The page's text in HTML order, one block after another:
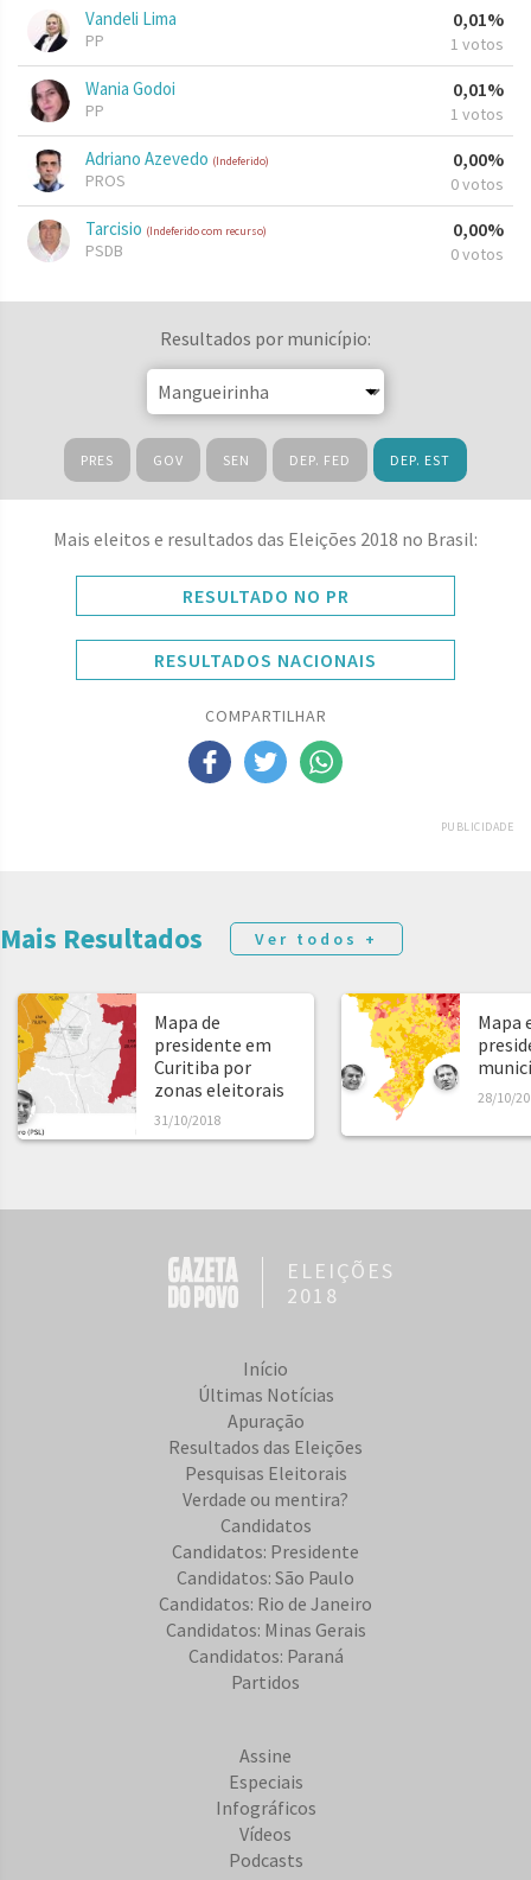
Vandeli Lima
PP
0,01%
1 votos
Wania Godoi
PP
0,01%
1 votos
Adriano Azevedo (Indeferido)
PROS
0,00%
0 votos
Tarcisio (Indeferido com recurso)
PSDB
0,00%
0 votos
Resultados por município:
PRES GOV SEN DEP. FED DEP. EST
Mais eleitos e resultados das Eleições 2018 no Brasil:
RESULTADO NO PR
RESULTADOS NACIONAIS
COMPARTILHAR
PUBLICIDADE
Mais Resultados Ver todos +
Mapa de
presidente em
Curitiba por
zonas eleitorais
31/10/2018
Mapa
28/10/
ELEIÇÕES
2018
Início
Últimas Notícias
Apuração
Resultados das Eleições
Pesquisas Eleitorais
Verdade ou mentira?
Candidatos
Candidatos: Presidente
Candidatos: São Paulo
Candidatos: Rio de Janeiro
Candidatos: Minas Gerais
Candidatos: Paraná
Partidos
Assine
Especiais
Infográficos
Vídeos
Podcasts